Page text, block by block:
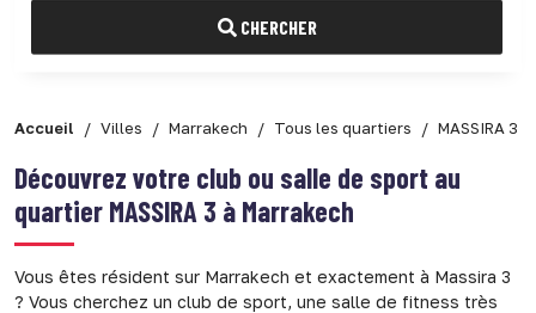
CHERCHER
Accueil Villes Marrakech Tous les quartiers MASSIRA 3
Découvrez votre club ou salle de sport au
quartier MASSIRA 3 à Marrakech
Vous êtes résident sur Marrakech et exactement à Massira 3
? Vous cherchez un club de sport, une salle de fitness très